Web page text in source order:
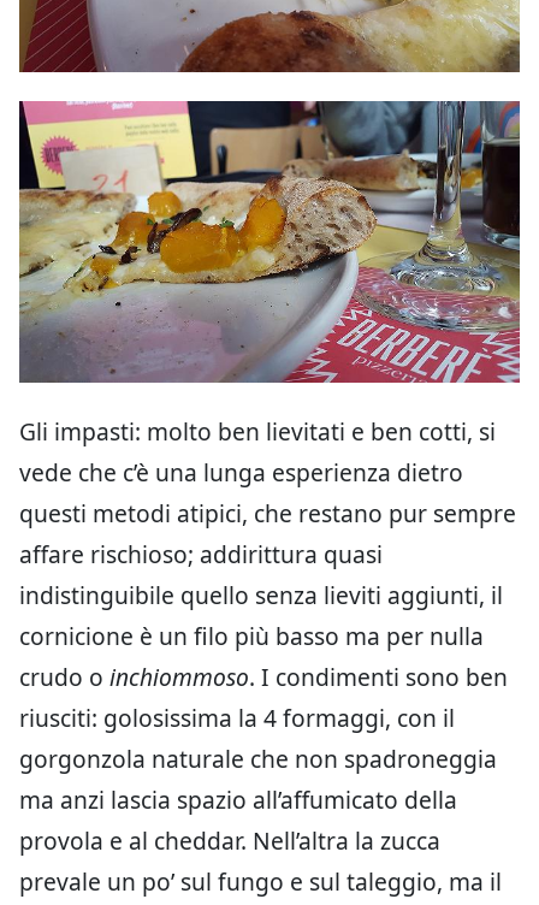
Gli impasti: molto ben lievitati e ben cotti, si
vede che c’è una lunga esperienza dietro
questi metodi atipici, che restano pur sempre
affare rischioso; addirittura quasi
indistinguibile quello senza lieviti aggiunti, il
cornicione è un filo più basso ma per nulla
crudo o inchiommoso. I condimenti sono ben
riusciti: golosissima la 4 formaggi, con il
gorgonzola naturale che non spadroneggia
ma anzi lascia spazio all’affumicato della
provola e al cheddar. Nell’altra la zucca
prevale un po’ sul fungo e sul taleggio, ma il